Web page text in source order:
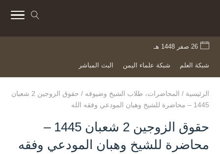
26 صفر 1448 هـ
شبكة العلم شبكة علماء اليمن البث المباشر
الرئيسية / المحاضرات، طلاب الشيخ وضيوفه /
حقوق الزوجين 2 شعبان
1445 – محاضرة للشيخ وهبان المودعي وفقه الله
حقوق الزوجين 2 شعبان 1445 –
محاضرة للشيخ وهبان المودعي وفقه